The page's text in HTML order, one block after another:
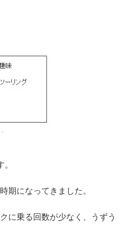
期になってきました。
に乗る回数が少なく、うずう